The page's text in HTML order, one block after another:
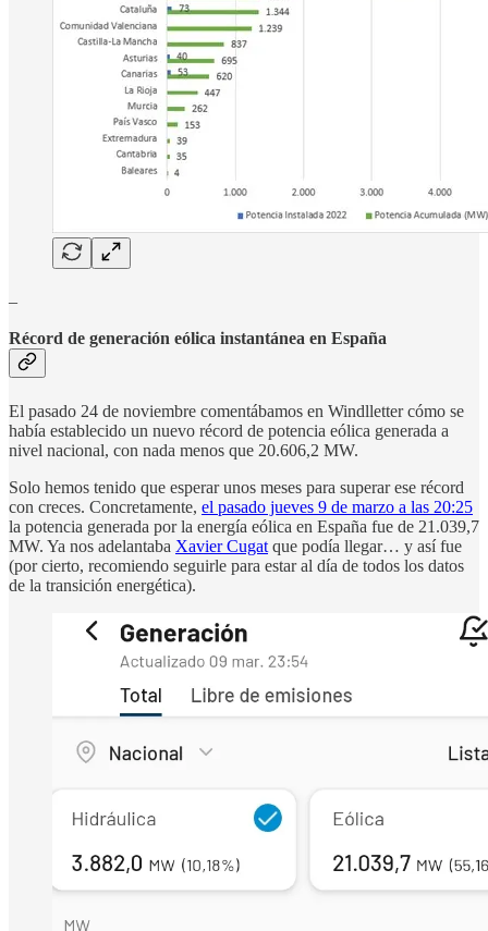
Récord de generación eólica instantánea en España
El pasado 24 de noviembre comentábamos en Windlletter cómo se
había establecido un nuevo récord de potencia eólica generada a
nivel nacional, con nada menos que 20.606,2 MW.
Solo hemos tenido que esperar unos meses para superar ese récord
con creces. Concretamente, el pasado jueves 9 de marzo a las 20:25
la potencia generada por la energía eólica en España fue de 21.039,7
MW. Ya nos adelantaba Xavier Cugat que podía llegar… y así fue
(por cierto, recomiendo seguirle para estar al día de todos los datos
de la transición energética).